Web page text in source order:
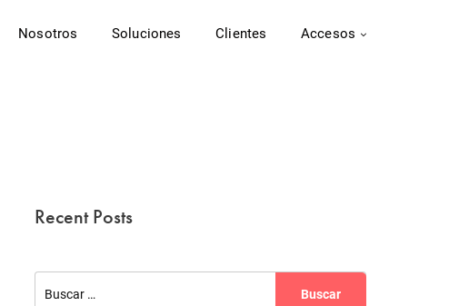
Nosotros Soluciones Clientes Accesos
Recent Posts